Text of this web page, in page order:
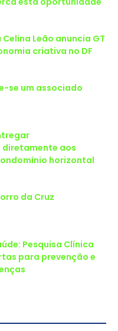
Leão anuncia GT
criativa no DF
se um associado
aos
horizontal
da Cruz
Pesquisa Clínica
para prevenção e